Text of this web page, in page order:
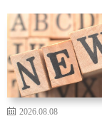
2026.08.08